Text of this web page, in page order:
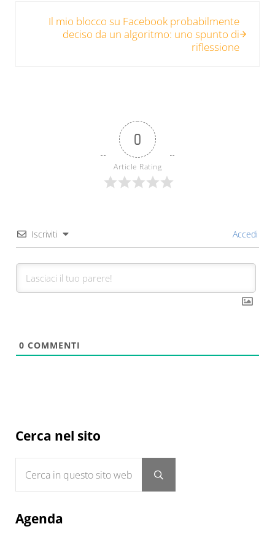
Il mio blocco su Facebook probabilmente
deciso da un algoritmo: uno spunto di
riflessione
0
Article Rating
Iscriviti Accedi
0 COMMENTI
Sidebar
Cerca nel sito
Submit search
Agenda